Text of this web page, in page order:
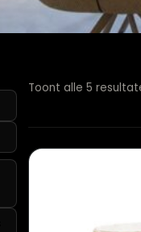
Toont alle 5